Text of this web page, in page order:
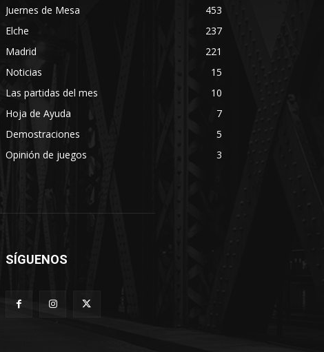
Juernes de Mesa
453
Elche
237
Madrid
221
Noticias
15
Las partidas del mes
10
Hoja de Ayuda
7
Demostraciones
5
Opinión de juegos
3
SÍGUENOS